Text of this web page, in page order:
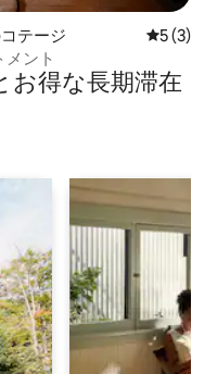
テージ レビュー
5 (3)
ント
お⁠得⁠な長⁠期⁠滞⁠在